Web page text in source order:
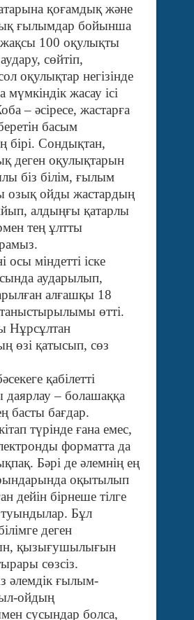
қоғамдық және
ғылымдар бойынша
жақсы 100 оқулықты
сөйтіп,
оқулықтар негізінде
мүмкіндік жасау ісі
– әсіресе, жастарға
басым
бірі. Сондықтан,
деген оқулықтарын
біз білім, ғылым
озық ойды жастардың
алдыңғы қатарлы
тең ұлтты
осы міндетті іске
аударылып,
алғашқы 18
өтті.
Нұрсұлтан
өзі қатысып, сөз
қабілетті
– болашаққа
басты бағдар.
түрінде ғана емес,
форматта да
Бәрі де әлемнің ең
оқытылып
дейін бірнеше тілге
туындылар. Бұл
деген
қызығушылығын
сөзсіз.
әлемдік ғылым-
ойдың
сусындар болса,